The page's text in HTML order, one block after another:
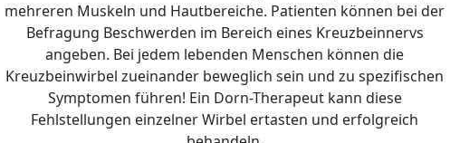
mehreren Muskeln und Hautbereiche. Patienten können bei der
Befragung Beschwerden im Bereich eines Kreuzbeinnervs
angeben. Bei jedem lebenden Menschen können die
Kreuzbeinwirbel zueinander beweglich sein und zu spezifischen
Symptomen führen! Ein Dorn-Therapeut kann diese
Fehlstellungen einzelner Wirbel ertasten und erfolgreich